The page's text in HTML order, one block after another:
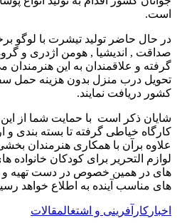
است.
در حال حاضر تولید تیشرت با لوگو
صداقت , اندیشیا , هومن اژدری و
گرفته و علاقمندان به این هنرمندان
تحویل درب منزل بدون هزینه حمل
کشور دریافت نمایند.
شایان ذکر است با حمایت شما از
کارگاه خیاطی گرفته تا بسته بندی و
علاوه برآن با همکاری هنرمندان
لوازم التحریر برای کودکان
های در همین خصوص در دست تهیه
های مناسب آینده به اطلاع خواهد
اخبار کارآفرینی و اشتغالمقالات